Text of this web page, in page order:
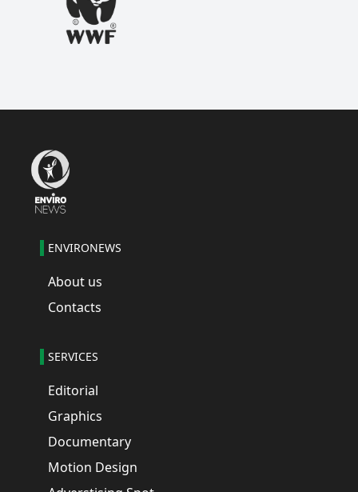
ENVIRONEWS
About us
Contacts
SERVICES
Editorial
Graphics
Documentary
Motion Design